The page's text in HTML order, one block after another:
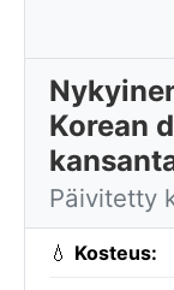
Korean
Päivitetty
💧 Kosteus: